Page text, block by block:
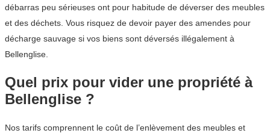
débarras peu sérieuses ont pour habitude de déverser des meubles
et des déchets. Vous risquez de devoir payer des amendes pour
décharge sauvage si vos biens sont déversés illégalement à
Bellenglise.
Quel prix pour vider une propriété à
Bellenglise ?
Nos tarifs comprennent le coût de l’enlèvement des meubles et